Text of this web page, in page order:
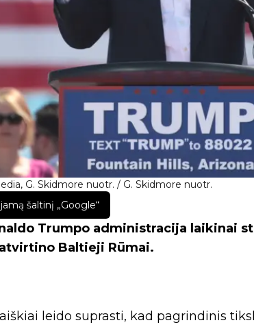
G. Skidmore nuotr. / G. Skidmore nuotr.
šaltinį „Google“
Trumpo administracija laikinai
Baltieji Rūmai.
leido suprasti, kad pagrindinis